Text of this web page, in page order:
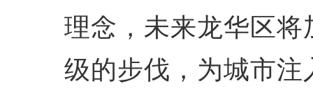
理念，未来龙华区
级的步伐，为城市